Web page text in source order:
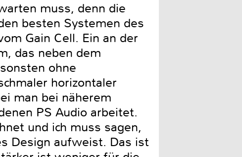
muss, denn die
besten Systemen des
Gain Cell. Ein an der
das neben dem
ohne
horizontaler
man bei näherem
PS Audio arbeitet.
und ich muss sagen,
Design aufweist. Das ist